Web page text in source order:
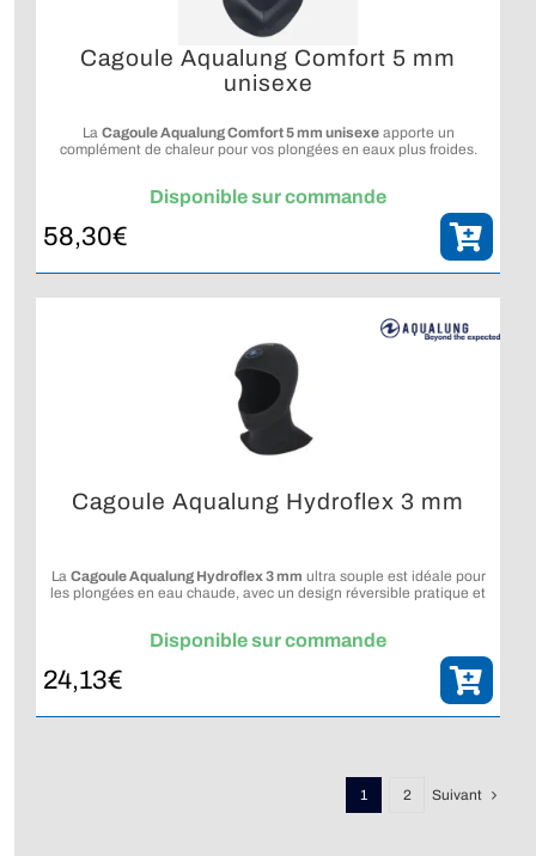
Cagoule Aqualung Comfort 5 mm
unisexe
La Cagoule Aqualung Comfort 5 mm unisexeapporte un
complément de chaleur pour vos plongées en eaux plus froides.
Disponible sur commande
58,30€
Cagoule Aqualung Hydroflex 3 mm
La Cagoule Aqualung Hydroflex 3 mm ultra souple est idéale pour
les plongées en eau chaude, avec un design réversible pratique et
Disponible sur commande
24,13€
1 2 Suivant